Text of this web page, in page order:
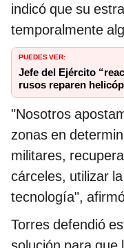
indicó que su
temporalmente
PUEDES VER:
Jefe del Ejército
rusos reparen
"Nosotros
zonas en
militares,
cárceles, utilizar
tecnología",
Torres defendió